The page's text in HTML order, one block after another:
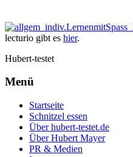
lecturio gibt es hier.
Hubert-testet
Menü
Startseite
Schnitzel essen
Über hubert-testet.de
Über Hubert Mayer
PR & Medien